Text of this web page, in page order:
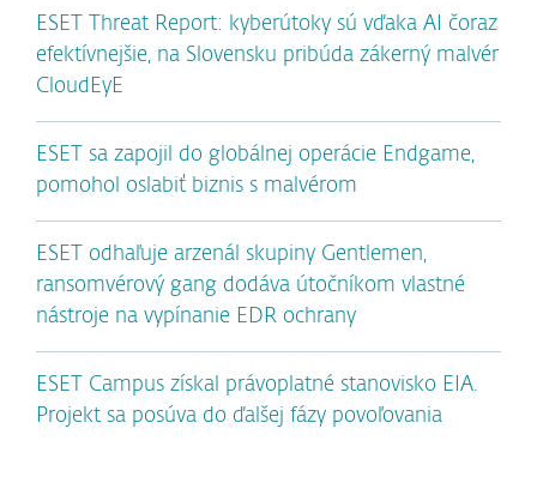
ESET Threat Report: kyberútoky sú vďaka AI čoraz
efektívnejšie, na Slovensku pribúda zákerný malvér
CloudEyE
ESET sa zapojil do globálnej operácie Endgame,
pomohol oslabiť biznis s malvérom
ESET odhaľuje arzenál skupiny Gentlemen,
ransomvérový gang dodáva útočníkom vlastné
nástroje na vypínanie EDR ochrany
ESET Campus získal právoplatné stanovisko EIA.
Projekt sa posúva do ďalšej fázy povoľovania